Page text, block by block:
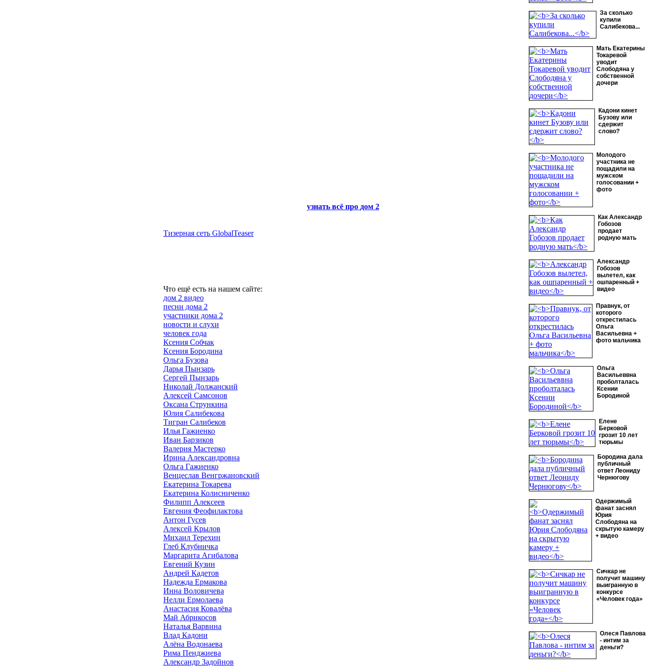
За сколько
купили
Салибекова...
Мать Екатерины
Токаревой
уводит
Слободяна у
собственной
дочери
Кадони кинет
Бузову или
сдержит
слово?
Молодого
участника не
пощадили на
мужском
голосовании +
фото
Как Александр
Гобозов
продает
родную мать
Александр
Гобозов
вылетел, как
ошпаренный +
видео
Правнук, от
которого
открестилась
Ольга
Васильевна +
фото мальчика
Ольга
Васильеввна
проболталась
Ксении
Бородиной
Елене
Берковой
грозит 10 лет
тюрьмы
Бородина дала
публичный
ответ Леониду
Чернюгову
Одержимый
фанат заснял
Юрия
Слободяна на
скрытую камеру
+ видео
Сичкар не
получит машину
выигранную в
конкурсе
«Человек года»
Олеся Павлова
- интим за
деньги?
узнать всё про дом 2
Тизерная сеть GlobalTeaser
Что ещё есть на нашем сайте:
дом 2 видео
песни дома 2
участники дома 2
новости и слухи
человек года
Ксения Собчак
Ксения Бородина
Ольга Бузова
Дарья Пынзарь
Сергей Пынзарь
Николай Должанский
Алексей Самсонов
Оксана Стрункина
Юлия Салибекова
Тигран Салибеков
Илья Гажиенко
Иван Барзиков
Валерия Мастерко
Ирина Александровна
Ольга Гажиенко
Венцеслав Венгржановский
Екатерина Токарева
Екатерина Колисниченко
Филипп Алексеев
Евгения Феофилактова
Антон Гусев
Алексей Крылов
Михаил Терехин
Глеб Клубничка
Маргарита Агибалова
Евгений Кузин
Андрей Кадетов
Надежда Ермакова
Инна Воловичева
Нелли Ермолаева
Анастасия Ковалёва
Май Абрикосов
Наталья Варвина
Влад Кадони
Алёна Водонаева
Рима Пенджиева
Александр Задойнов